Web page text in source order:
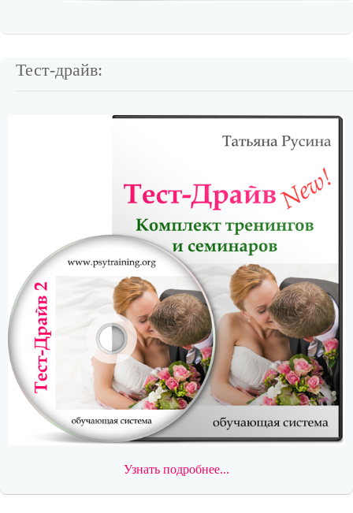
Тест-драйв:
Узнать подробнее...